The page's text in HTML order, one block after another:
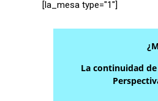
[la_mesa type="1″]
La continuidad